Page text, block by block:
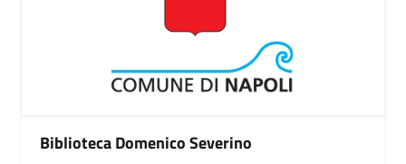
Biblioteca Domenico Severino